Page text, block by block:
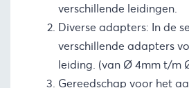
verschillende leidingen.
Diverse adapters: In de
verschillende adapters
leiding. (van Ø 4mm t/m
Gereedschap voor het